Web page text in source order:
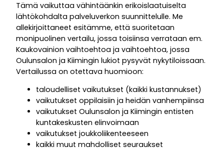
Tämä vaikuttaa vähintäänkin erikoislaatuiselta
lähtökohdalta palveluverkon suunnittelulle. Me
allekirjoittaneet esitämme, että suoritetaan
monipuolinen vertailu, jossa toisiinsa verrataan em.
Kaukovainion vaihtoehtoa ja vaihtoehtoa, jossa
Oulunsalon ja Kiimingin lukiot pysyvät nykytiloissaan.
Vertailussa on otettava huomioon:
taloudelliset vaikutukset (kaikki kustannukset)
vaikutukset oppilaisiin ja heidän vanhempiinsa
vaikutukset Oulunsalon ja Kiimingin entisten
kuntakeskusten elinvoimaan
vaikutukset joukkoliikenteeseen
kaikki muut mahdolliset seuraukset